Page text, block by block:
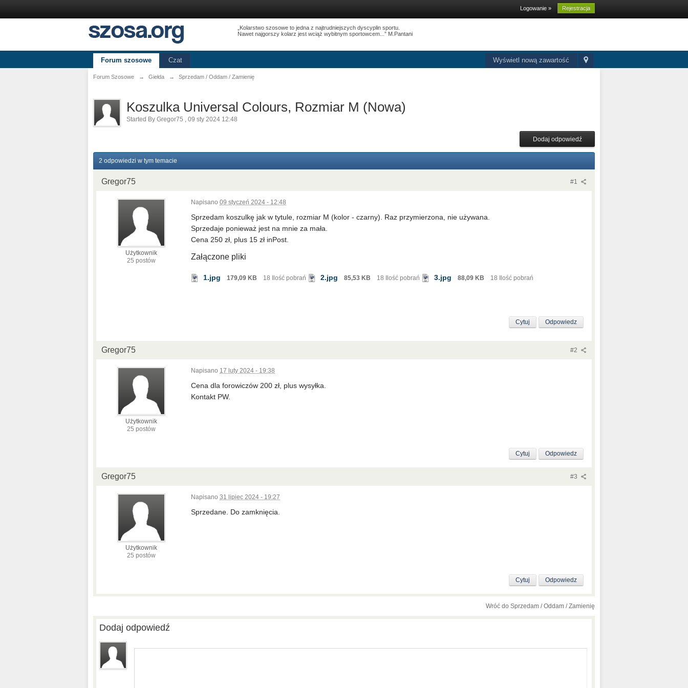
Logowanie » Rejestracja
„Kolarstwo szosowe to jedna z najtrudniejszych dyscyplin sportu.
Nawet najgorszy kolarz jest wciąż wybitnym sportowcem...” M.Pantani
Wyświetl nową zawartość
Forum szosowe Czat
Forum Szosowe → Giełda → Sprzedam / Oddam / Zamienię
Koszulka Universal Colours, Rozmiar M (Nowa)
Started By Gregor75 , 09 sty 2024 12:48
Dodaj odpowiedź
2 odpowiedzi w tym temacie
#1
Gregor75
Użytkownik
25 postów
Napisano 09 styczeń 2024 - 12:48
Sprzedam koszulkę jak w tytule, rozmiar M (kolor - czarny). Raz przymierzona, nie używana.
Sprzedaje ponieważ jest na mnie za mała.
Cena 250 zł, plus 15 zł inPost.
Załączone pliki
1.jpg 179,09 KB 18 Ilość pobrań 2.jpg 85,53 KB 18 Ilość pobrań 3.jpg 88,09 KB 18 Ilość pobrań
Odpowiedz
Cytuj
#2
Gregor75
Użytkownik
25 postów
Napisano 17 luty 2024 - 19:38
Cena dla forowiczów 200 zł, plus wysyłka.
Kontakt PW.
Odpowiedz
Cytuj
#3
Gregor75
Użytkownik
25 postów
Napisano 31 lipiec 2024 - 19:27
Sprzedane. Do zamknięcia.
Odpowiedz
Cytuj
Wróć do Sprzedam / Oddam / Zamienię
Dodaj odpowiedź